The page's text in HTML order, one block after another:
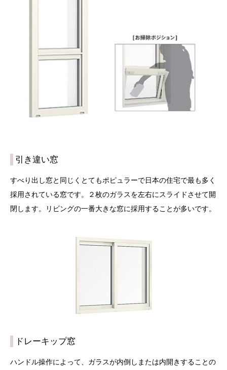
引き違い窓
すべり出し窓と同じくとてもポピュラーで日本の住宅で最も多く
採用されている窓です。２枚のガラスを左右にスライドさせて開
閉します。リビングの一番大きな窓に採用することが多いです。
ドレーキップ窓
ハンドル操作によって、ガラスが内倒しまたは内開きすることの